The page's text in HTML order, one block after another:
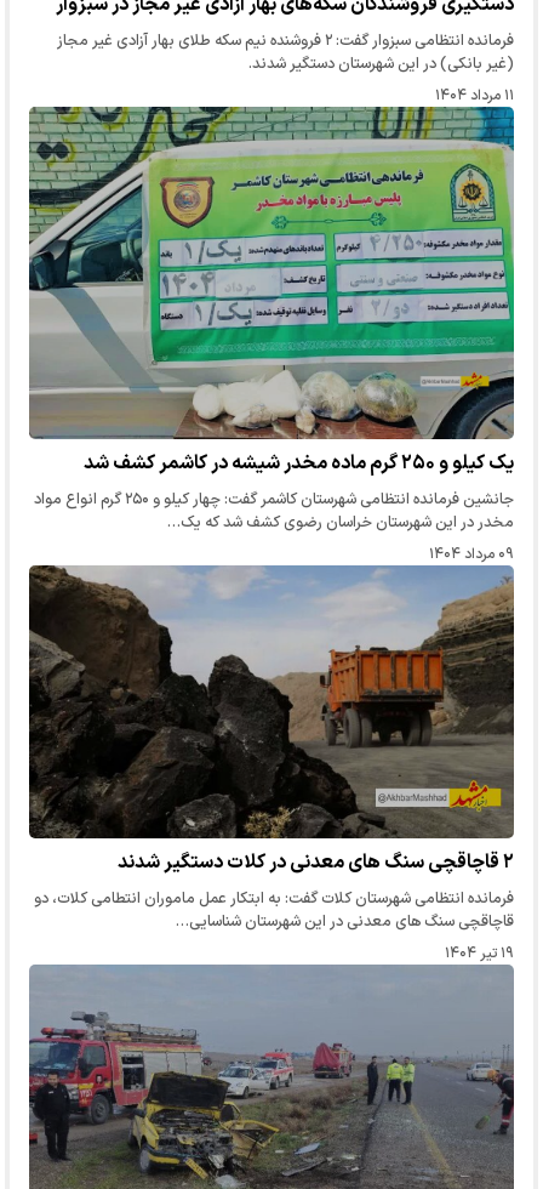
فرمانده انتظامی سبزوار گفت: ۲ فروشنده نیم سکه‌ طلای بهار آزادی غیر مجاز
(غیر بانکی) در این شهرستان دستگیر شدند.
۱۱ مرداد ۱۴۰۴
یک کیلو و ۲۵۰ گرم ماده مخدر شیشه در کاشمر کشف شد
جانشین فرمانده انتظامی شهرستان کاشمر گفت: چهار کیلو و ۲۵۰ گرم انواع مواد
مخدر در این شهرستان خراسان رضوی کشف شد که یک…
۰۹ مرداد ۱۴۰۴
۲ قاچاقچی سنگ های معدنی در کلات دستگیر شدند
فرمانده انتظامی شهرستان کلات گفت: به ابتکار عمل ماموران انتطامی کلات، دو
قاچاقچی سنگ های معدنی در این شهرستان شناسایی…
۱۹ تیر ۱۴۰۴